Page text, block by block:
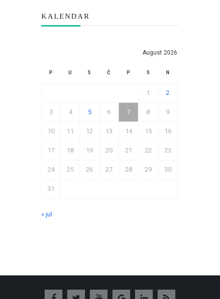
KALENDAR
August 2026
P U S Č P S N
1 2
3 4 5 6 7 8 9
10 11 12 13 14 15 16
17 18 19 20 21 22 23
24 25 26 27 28 29 30
31
« jul